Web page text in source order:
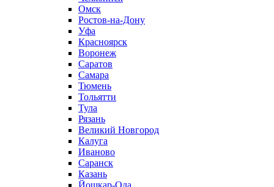
Омск
Ростов-на-Дону
Уфа
Красноярск
Воронеж
Саратов
Самара
Тюмень
Тольятти
Тула
Рязань
Великий Новгород
Калуга
Иваново
Саранск
Казань
Йошкар-Ола